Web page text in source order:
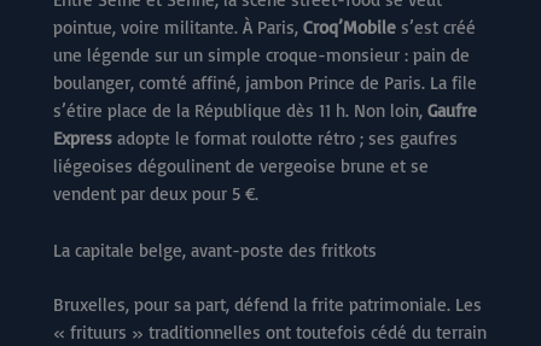
pointue, voire militante. À Paris, Croq’Mobile s’est créé
une légende sur un simple croque-monsieur : pain de
boulanger, comté affiné, jambon Prince de Paris. La file
s’étire place de la République dès 11 h. Non loin, Gaufre
Express adopte le format roulotte rétro ; ses gaufres
liégeoises dégoulinent de vergeoise brune et se
vendent par deux pour 5 €.
La capitale belge, avant-poste des fritkots
Bruxelles, pour sa part, défend la frite patrimoniale. Les
« frituurs » traditionnelles ont toutefois cédé du terrain